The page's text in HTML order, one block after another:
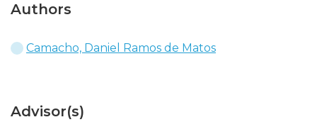
Authors
Camacho, Daniel Ramos de Matos
Advisor(s)